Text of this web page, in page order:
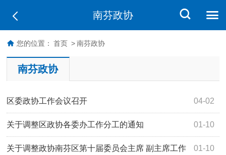
南芬政协
您的位置： 首页 > 南芬政协
南芬政协
04-02
区委政协工作会议召开
01-10
关于调整区政协各委办工作分工的通知
01-10
关于调整政协南芬区第十届委员会主席 副主席工作